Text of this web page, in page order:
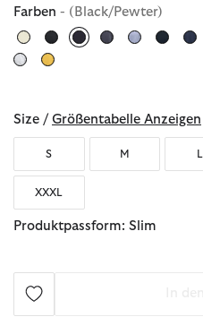
Farben - (Black/Pewter)
Size / Größentabelle Anzeigen
S M L
XXXL
Produktpassform: Slim